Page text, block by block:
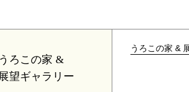
うろこの家 &
展望ギャラリー
うろこの家 &